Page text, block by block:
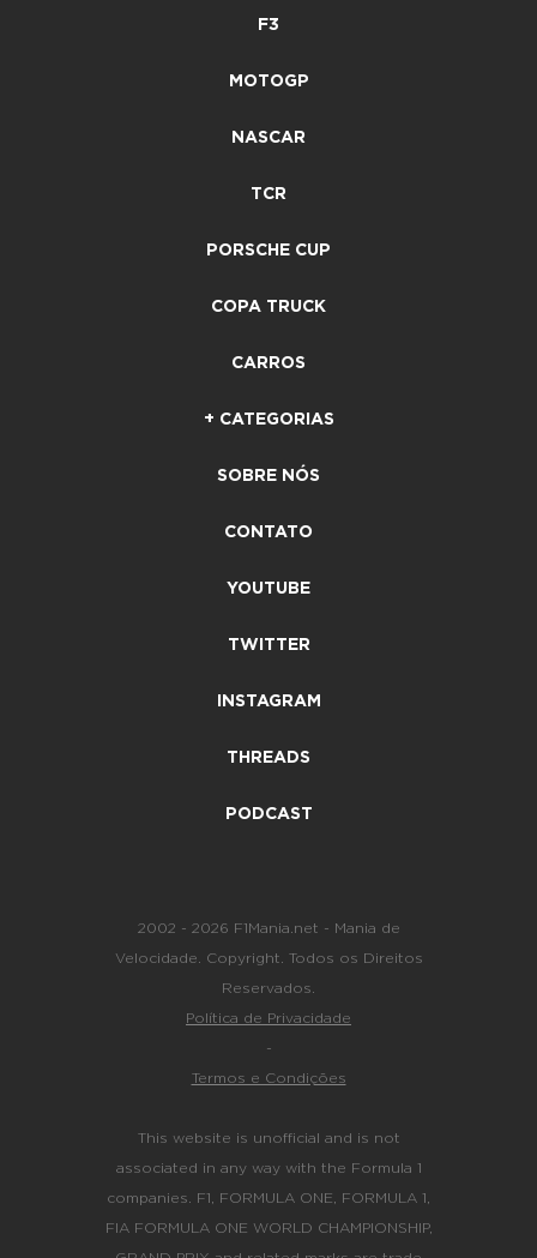
F3
MOTOGP
NASCAR
TCR
PORSCHE CUP
COPA TRUCK
CARROS
+ CATEGORIAS
SOBRE NÓS
CONTATO
YOUTUBE
TWITTER
INSTAGRAM
THREADS
PODCAST
2002 - 2026 F1Mania.net - Mania de
Velocidade. Copyright. Todos os Direitos
Reservados.
Política de Privacidade
-
Termos e Condições
This website is unofficial and is not
associated in any way with the Formula 1
companies. F1, FORMULA ONE, FORMULA 1,
FIA FORMULA ONE WORLD CHAMPIONSHIP,